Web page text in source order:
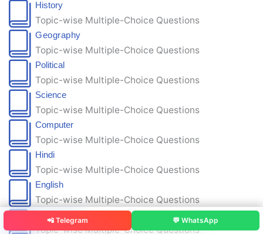
History
Topic-wise Multiple-Choice Questions
Geography
Topic-wise Multiple-Choice Questions
Political
Topic-wise Multiple-Choice Questions
Science
Topic-wise Multiple-Choice Questions
Computer
Topic-wise Multiple-Choice Questions
Hindi
Topic-wise Multiple-Choice Questions
English
Topic-wise Multiple-Choice Questions
Topic-wise Multiple-Choice Questions
📲 Telegram 💬 WhatsApp